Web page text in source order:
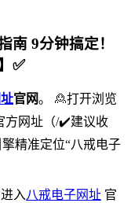
南 9分钟搞定！
✅
官网。 🙎打开浏览
方网址（/✔️建议收
精准定位“八戒电子
入 八戒电子网址 官